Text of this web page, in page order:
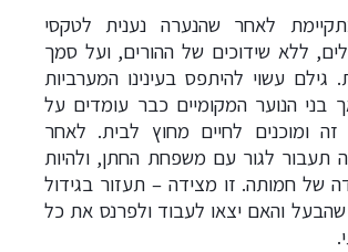
לאחר שהנערה נענית לטקסי
ללא שידוכים של ההורים, ועל סמך
עשוי להיתפס בעינינו המערביות
בני הנוער המקומיים כבר עומדים על
ומוכנים לחיים מחוץ לבית. לאחר
תעבור לגור עם משפחת החתן, ולהיות
של חמותה. זו מצידה – תעזור בגידול
והאם יצאו לעבוד ולפרנס את כל